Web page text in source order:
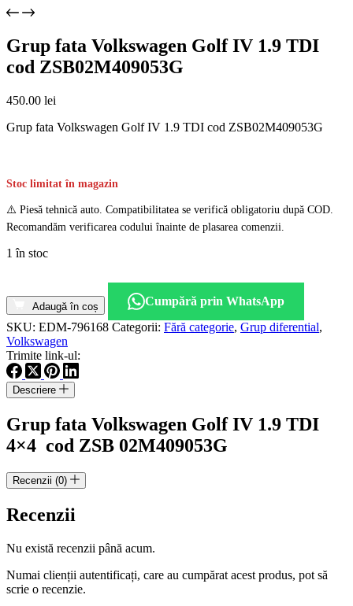
Grup fata Volkswagen Golf IV 1.9 TDI
cod ZSB02M409053G
450.00 lei
Grup fata Volkswagen Golf IV 1.9 TDI cod ZSB02M409053G
Stoc limitat în magazin
⚠️ Piesă tehnică auto. Compatibilitatea se verifică obligatoriu după COD.
Recomandăm verificarea codului înainte de plasarea comenzii.
1 în stoc
Grup
Volkswagen
Golf
IV
1.9
TDI
cod
Adaugă în coș
Cumpără prin WhatsApp
SKU: EDM-796168 Categorii: Fără categorie, Grup diferential,
Volkswagen
Trimite link-ul:
Descriere
Grup fata Volkswagen Golf IV 1.9 TDI
4×4 cod ZSB 02M409053G
Recenzii (0)
Recenzii
Nu există recenzii până acum.
Numai clienții autentificați, care au cumpărat acest produs, pot să
scrie o recenzie.